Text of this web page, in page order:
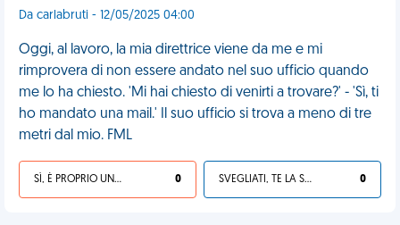
Da carlabruti - 12/05/2025 04:00
Oggi, al lavoro, la mia direttrice viene da me e mi
rimprovera di non essere andato nel suo ufficio quando
me lo ha chiesto. 'Mi hai chiesto di venirti a trovare?' - 'Sì, ti
ho mandato una mail.' Il suo ufficio si trova a meno di tre
metri dal mio. FML
SÌ, È PROPRIO UNA VDM! 0 SVEGLIATI, TE LA SEI CERCATA! 0